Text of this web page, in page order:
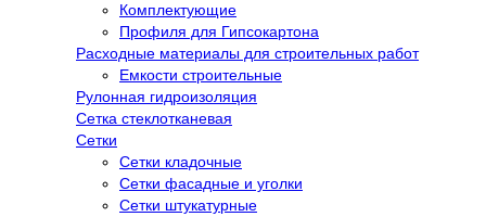
Комплектующие
Профиля для Гипсокартона
Расходные материалы для строительных работ
Емкости строительные
Рулонная гидроизоляция
Сетка стеклотканевая
Сетки
Сетки кладочные
Сетки фасадные и уголки
Сетки штукатурные